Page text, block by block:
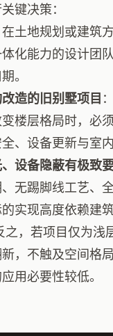
键决策：
在土地规划或建筑
化能力的设计团
。
造的旧别墅项目
楼层格局时，必
、设备更新与室内
设备隐蔽有极致
无踢脚线工艺、
实现高度依赖建
之，若项目仅为浅
，不触及空间格
用必要性较低。